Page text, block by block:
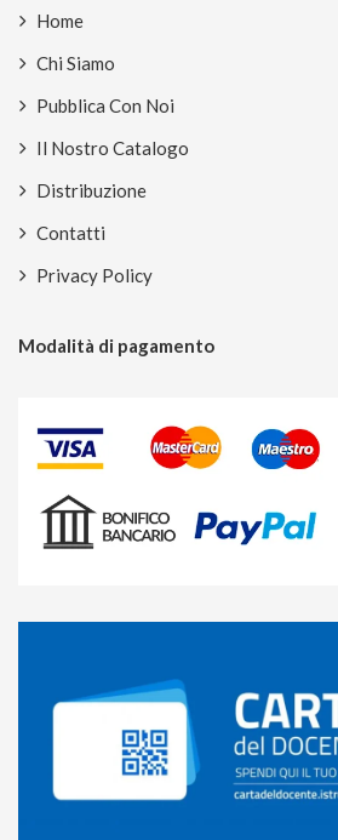
Home
Chi Siamo
Pubblica Con Noi
Il Nostro Catalogo
Distribuzione
Contatti
Privacy Policy
Modalità di pagamento